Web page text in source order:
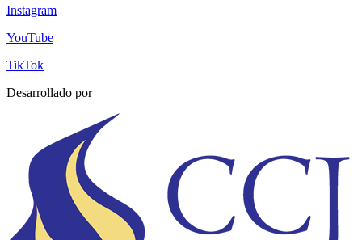
Instagram
YouTube
TikTok
Desarrollado por